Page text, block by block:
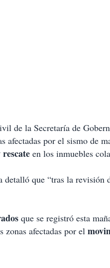
de la Secretaría de
afectadas por el sismo de
en los inmuebles
que “tras la revisión
que se registró esta
zonas afectadas por el